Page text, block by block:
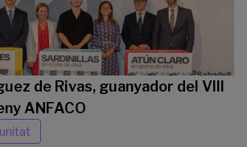
de Rivas, guanyador del VIII
ANFACO